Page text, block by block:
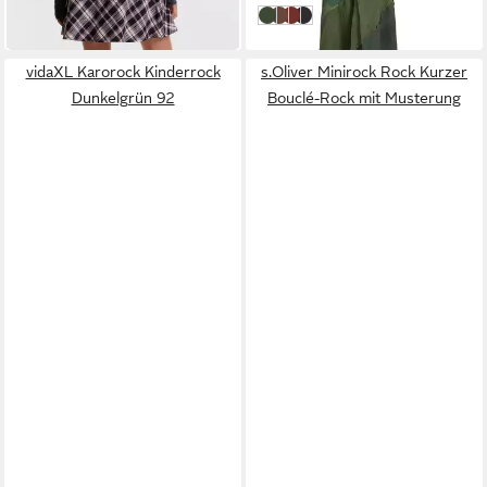
Hippie, Goa, Festival Style
olivebuntdunkelrot
schwarz
vidaXL Karorock Kinderrock
Dunkelgrün 92
s.Oliver Minirock Rock Kurzer
Bouclé-Rock mit Musterung